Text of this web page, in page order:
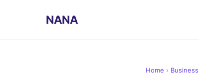
NANA
Home › Business